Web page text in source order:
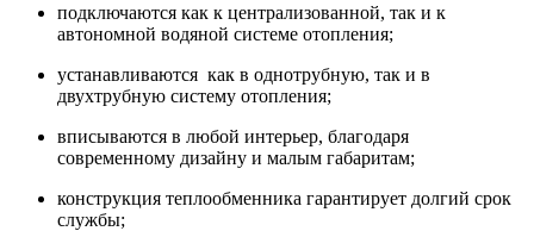
подключаются как к централизованной, так и к
автономной водяной системе отопления;
устанавливаются как в однотрубную, так и в
двухтрубную систему отопления;
вписываются в любой интерьер, благодаря
современному дизайну и малым габаритам;
конструкция теплообменника гарантирует долгий срок
службы;